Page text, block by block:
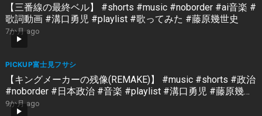
【三番線の最終ベル】 #shorts #music #noborder #ai音楽 #
歌詞動画 #溝口勇児 #playlist #歌ってみた #藤原幾世史
7か月 ago
PICKUP富士見フサシ
【キングメーカーの残像(REMAKE)】 #music #shorts #政治
#noborder #日本政治 #音楽 #playlist #溝口勇児 #藤原幾世
史
9か月 ago